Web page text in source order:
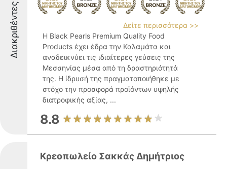
Διακριθέντες
Δείτε περισσότερα >>
Η Black Pearls Premium Quality Food
Products έχει έδρα την Καλαμάτα και
αναδεικνύει τις ιδιαίτερες γεύσεις της
Μεσσηνίας μέσα από τη δραστηριότητά
της. Η ίδρυσή της πραγματοποιήθηκε με
στόχο την προσφορά προϊόντων υψηλής
διατροφικής αξίας, ...
8.8
Κρεοπωλείο Σακκάς Δημήτριος